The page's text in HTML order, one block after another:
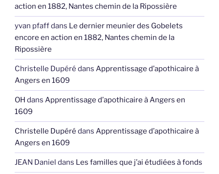
action en 1882, Nantes chemin de la Ripossière
yvan pfaffdans Le dernier meunier des Gobelets
encore en action en 1882, Nantes chemin de la
Ripossière
Christelle Dupéré dans Apprentissage d’apothicaire à
Angers en 1609
OH dans Apprentissage d’apothicaire à Angers en
1609
Christelle Dupéré dans Apprentissage d’apothicaire à
Angers en 1609
JEAN Daniel dans Les familles que j’ai étudiées à fonds